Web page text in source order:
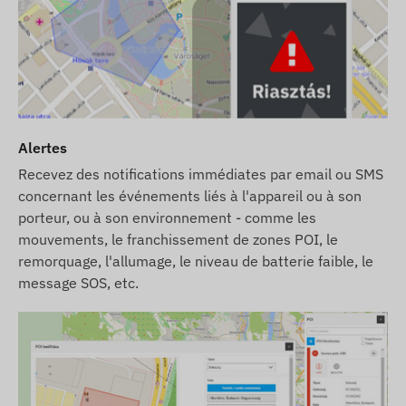
Les descriptions et les images des appareils sur le
site Web sont basées sur les informations
publiées par le fabricant, qui ne sont pas toujours
exactes et exemptes d'erreurs. Le fabricant se
réserve le droit de modifier certains paramètres
du produit ou de son emballage sans préavis - la
mise à jour de ces informations sur notre site Web
se fait après détection et évaluation de ces
modifications.
Alertes
Recevez des notifications immédiates par email ou SMS
concernant les événements liés à l'appareil ou à son
porteur, ou à son environnement - comme les
mouvements, le franchissement de zones POI, le
remorquage, l'allumage, le niveau de batterie faible, le
message SOS, etc.